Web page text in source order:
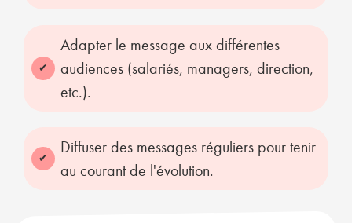
Adapter le message aux différentes
audiences (salariés, managers, direction,
etc.).
Diffuser des messages réguliers pour tenir
au courant de l'évolution.